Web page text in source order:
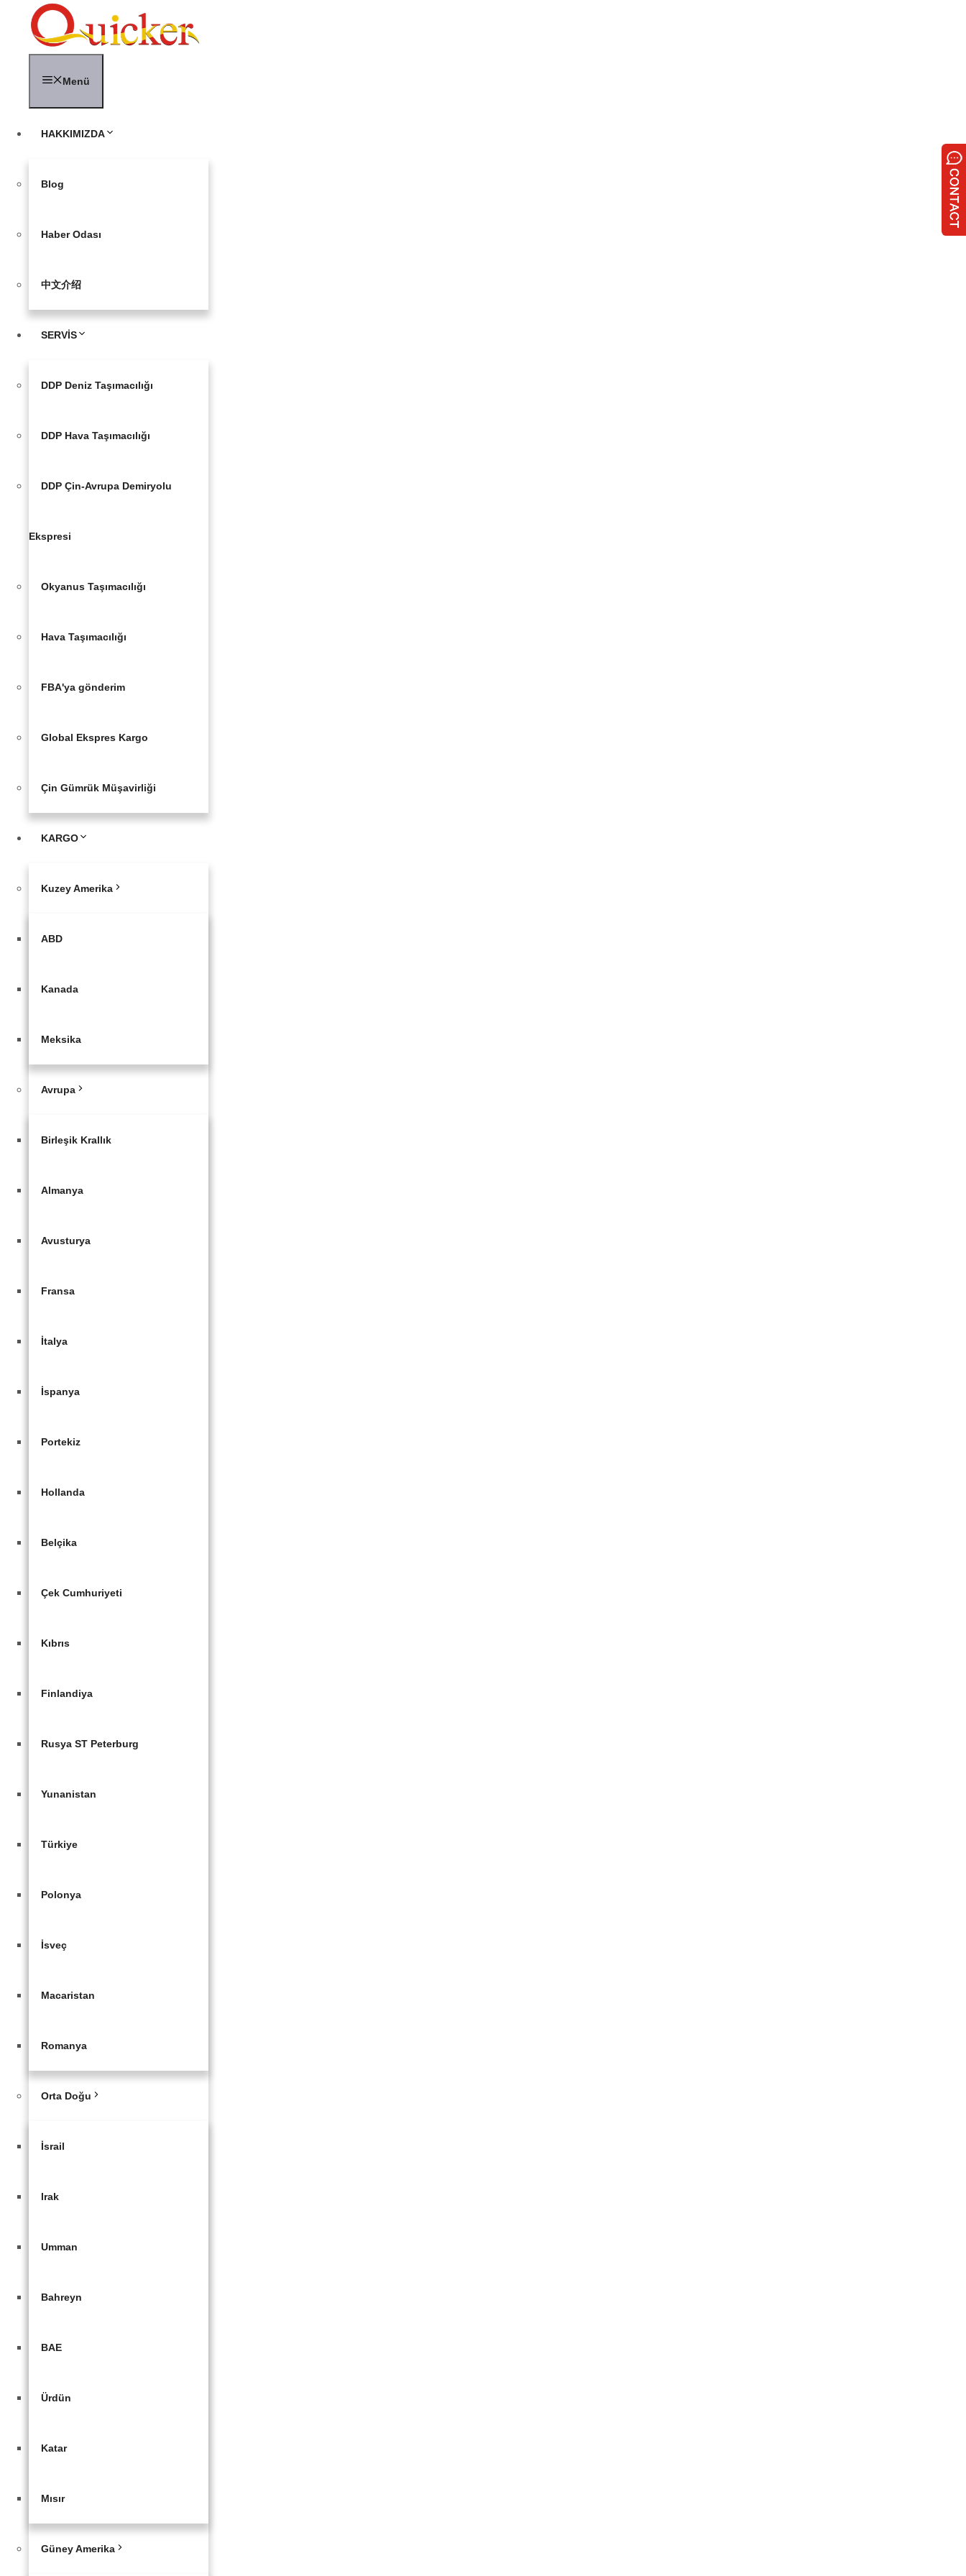
Menü
HAKKIMIZDA
Blog
Haber Odası
中文介绍
SERVİS
DDP Deniz Taşımacılığı
DDP Hava Taşımacılığı
DDP Çin-Avrupa Demiryolu
Ekspresi
Okyanus Taşımacılığı
Hava Taşımacılığı
FBA'ya gönderim
Global Ekspres Kargo
Çin Gümrük Müşavirliği
KARGO
Kuzey Amerika
ABD
Kanada
Meksika
Avrupa
Birleşik Krallık
Almanya
Avusturya
Fransa
İtalya
İspanya
Portekiz
Hollanda
Belçika
Çek Cumhuriyeti
Kıbrıs
Finlandiya
Rusya ST Peterburg
Yunanistan
Türkiye
Polonya
İsveç
Macaristan
Romanya
Orta Doğu
İsrail
Irak
Umman
Bahreyn
BAE
Ürdün
Katar
Mısır
Güney Amerika